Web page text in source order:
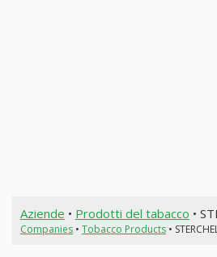
Aziende • Prodotti del tabacco •
Companies• Tobacco Products•